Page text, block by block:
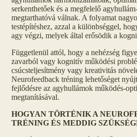
serkenthetőek és a megfelelő
megtarthatóvá válnak. A folyamat
testépítéshez, azzal a különbséggel,
agy végzi, melyek által erősödik a
Függetlenül attól, hogy a nehézség
zavarból vagy kognitív működési
csúcsteljesítmény vagy kreativitás
Neurofeedback tréning lehetőséget
fejlődésre az agyhullámok működés-
megtanításával.
HOGYAN TÖRTÉNIK A
TRÉNING ÉS MEDDIG